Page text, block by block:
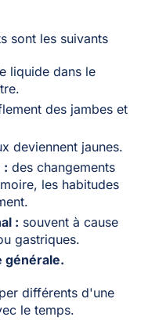
sont les suivants
liquide dans le
des jambes et
deviennent jaunes.
: des changements
les habitudes
: souvent à cause
gastriques.
générale.
différents d'une
le temps.